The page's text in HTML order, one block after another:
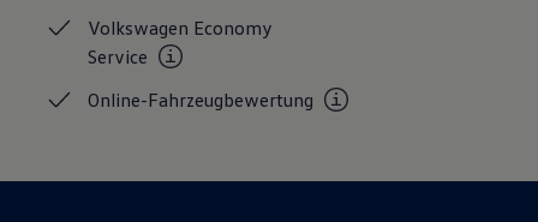
Volkswagen Economy
Service
Online-Fahrzeugbewertung